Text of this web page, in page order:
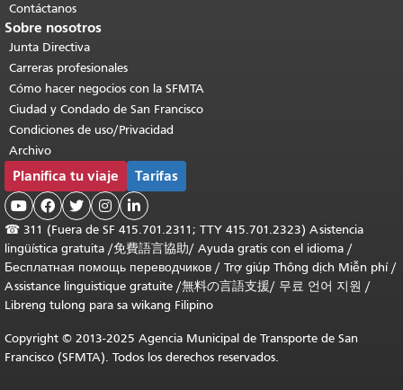
Contáctanos
Sobre nosotros
Junta Directiva
Carreras profesionales
Cómo hacer negocios con la SFMTA
Ciudad y Condado de San Francisco
Condiciones de uso/Privacidad
Archivo
Planifica tu viaje Tarifas
    
☎ 311 (Fuera de SF 415.701.2311; TTY 415.701.2323) Asistencia
lingüística gratuita /免費語言協助/ Ayuda gratis con el idioma /
Бесплатная помощь переводчиков / Trợ giúp Thông dịch Miễn phí/
Assistance linguistique gratuite /無料の言語支援/ 무료 언어 지원 /
Libreng tulong para sa wikang Filipino
Copyright © 2013-2025 Agencia Municipal de Transporte de San
Francisco (SFMTA). Todos los derechos reservados.